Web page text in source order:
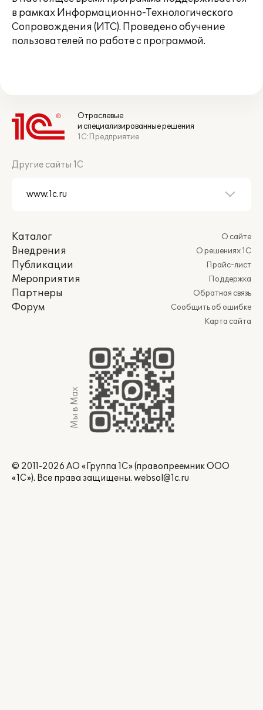
в рамках Информационно-Технологического
Сопровождения (ИТС). Проведено обучение
пользователей по работе с программой.
Отраслевые
и специализированные решения
1С:Предприятие
Другие сайты 1С
Каталог
Внедрения
Публикации
Мероприятия
Партнеры
Форум
О сайте
О решениях 1С
Прайс-лист
Поддержка
Обратная связь
Сообщить об ошибке
Карта сайта
Мы в Max
© 2011-2026 АО «Группа 1С» (правопреемник ООО
«1С»). Все права защищены. websol@1c.ru